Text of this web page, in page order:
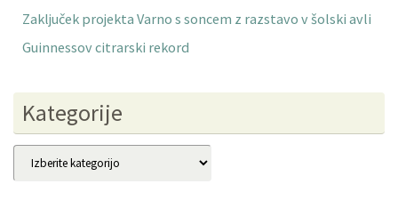
Zaključek projekta Varno s soncem z razstavo v šolski avli
Guinnessov citrarski rekord
Kategorije
Kategorije